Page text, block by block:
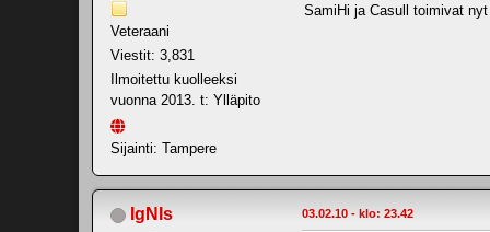
Veteraani
Viestit: 3,831
Ilmoitettu kuolleeksi
vuonna 2013. t: Ylläpito
Sijainti: Tampere
SamiHi ja Casull toimivat
IgNIs 03.02.10 - klo: 23.42